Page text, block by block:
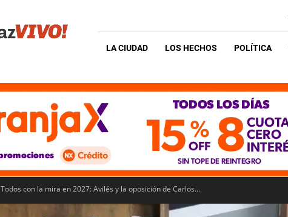
LA CIUDAD LOS HECHOS POLÍTICA
Todos con la mira en 2027: Avilés y la oposición de Carlos...